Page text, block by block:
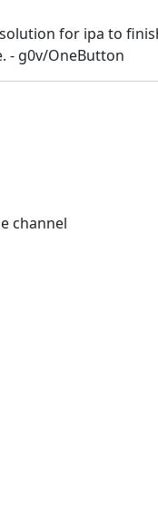
for ipa to
- g0v/OneButton
channel